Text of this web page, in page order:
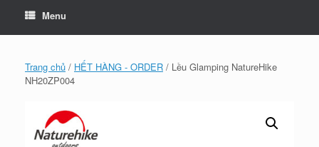
Menu
Trang chủ / HẾT HÀNG - ORDER / Lều Glamping NatureHike
NH20ZP004